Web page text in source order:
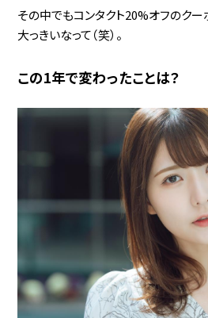
その中でもコンタクト20%オフのクー
大っきいなって（笑）。
この1年で変わったことは？